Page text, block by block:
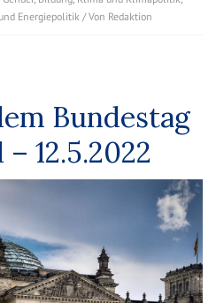
Energiepolitik/ Von Redaktion
Bundestag
12.5.2022